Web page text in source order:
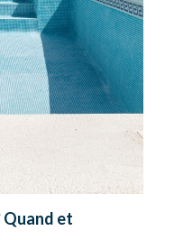
Quand et